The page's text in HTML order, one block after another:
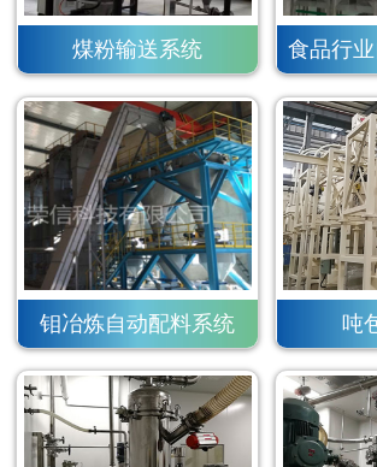
煤粉输送系统 食品行
钼冶炼自动配料系统 吨